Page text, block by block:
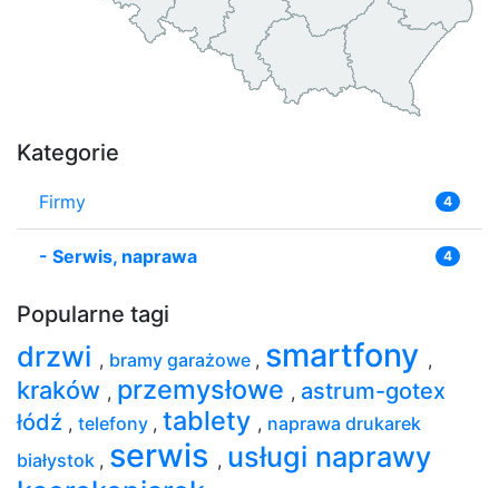
Kategorie
Firmy 4
- Serwis, naprawa 4
Popularne tagi
drzwi , bramy garażowe , smartfony ,
kraków , przemysłowe , astrum-gotex
łódź , telefony , tablety , naprawa drukarek
białystok , serwis , usługi naprawy